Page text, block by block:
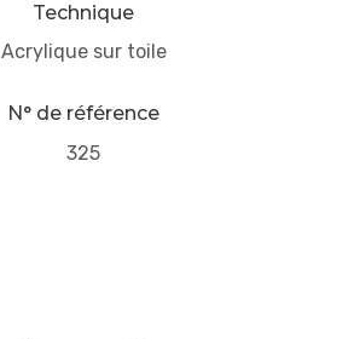
Technique
Acrylique sur toile
N° de référence
325